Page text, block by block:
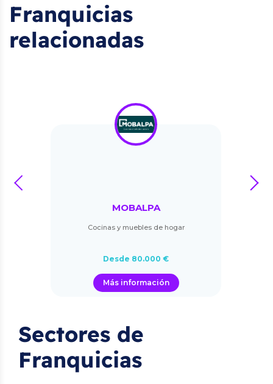
Franquicias
relacionadas
MOBALPA
Cocinas y muebles de hogar
Desde 80.000 €
Más información
prev next
Sectores de
Franquicias